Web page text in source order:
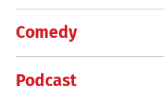
Comedy
Podcast